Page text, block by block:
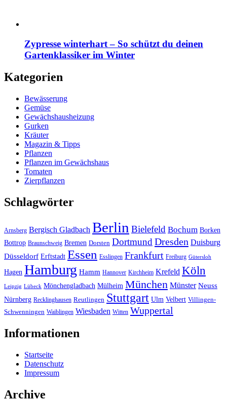
Zypresse winterhart – So schützt du deinen
Gartenklassiker im Winter
Kategorien
Bewässerung
Gemüse
Gewächshausheizung
Gurken
Kräuter
Magazin & Tipps
Pflanzen
Pflanzen im Gewächshaus
Tomaten
Zierpflanzen
Schlagwörter
Arnsberg Bergisch Gladbach Berlin Bielefeld Bochum Borken
Bottrop Braunschweig Bremen Dorsten Dortmund Dresden Duisburg
Düsseldorf Erftstadt Essen Esslingen Frankfurt Freiburg Gütersloh
Hagen Hamburg Hamm Hannover Kirchheim Krefeld Köln
Leipzig Lübeck Mönchengladbach Mülheim München Münster Neuss
Nürnberg Recklinghausen Reutlingen Stuttgart Ulm Velbert Villingen-
Schwenningen Waiblingen Wiesbaden Witten Wuppertal
Informationen
Startseite
Datenschutz
Impressum
Archive